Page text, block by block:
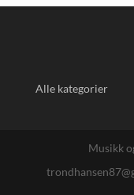
Alle kategorier
Musikk